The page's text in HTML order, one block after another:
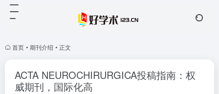
首页 • 期刊介绍 • 正文
ACTA NEUROCHIRURGICA投稿指南：权
威期刊，国际化高